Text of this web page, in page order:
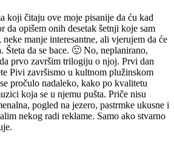
koji čitaju ove moje pisanije da ću kad
da opišem onih desetak šetnji koje sam
manje interesantne, ali vjerujem da će
Šteta da se bace. 🙂 No, neplanirano,
prvo završim trilogiju o njoj. Prvi dan
Pivi završismo u kultnom plužinskom
pročulo nadaleko, kako po kvalitetu
koja se u njemu pušta. Priče nisu
pogled na jezero, pastrmke ukusne i
nekog radi reklame. Samo ako stvarno